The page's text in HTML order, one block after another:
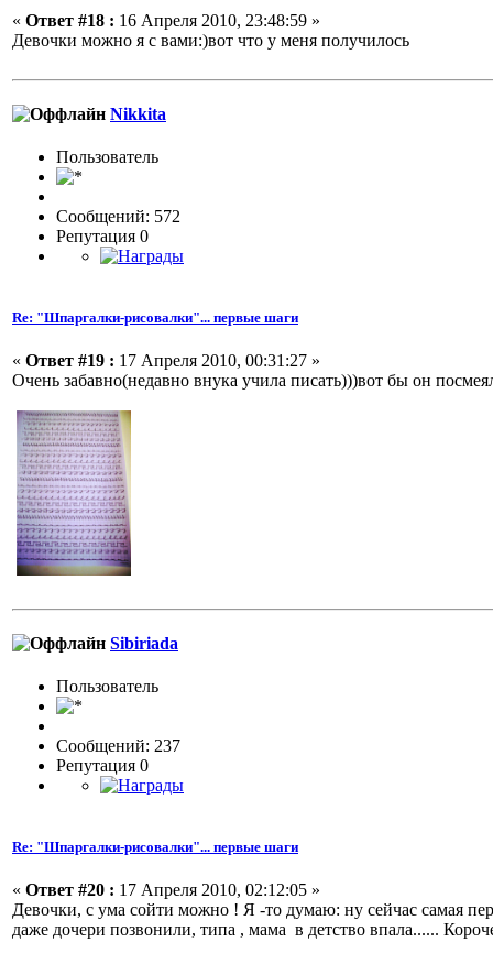
« Ответ #18 : 16 Апреля 2010, 23:48:59 »
Девочки можно я с вами:)вот что у меня получилось
Nikkita
Пользовaтeль
Сообщений: 572
Репутация 0
Re: "Шпаргалки-рисовалки"... первые шаги
« Ответ #19 : 17 Апреля 2010, 00:31:27 »
Очень забавно(недавно внука учила писать)))вот бы он
Sibiriada
Пользовaтeль
Сообщений: 237
Репутация 0
Re: "Шпаргалки-рисовалки"... первые шаги
« Ответ #20 : 17 Апреля 2010, 02:12:05 »
Девочки, с ума сойти можно ! Я -то думаю: ну сейчас самая
даже дочери позвонили, типа , мама в детство впала......